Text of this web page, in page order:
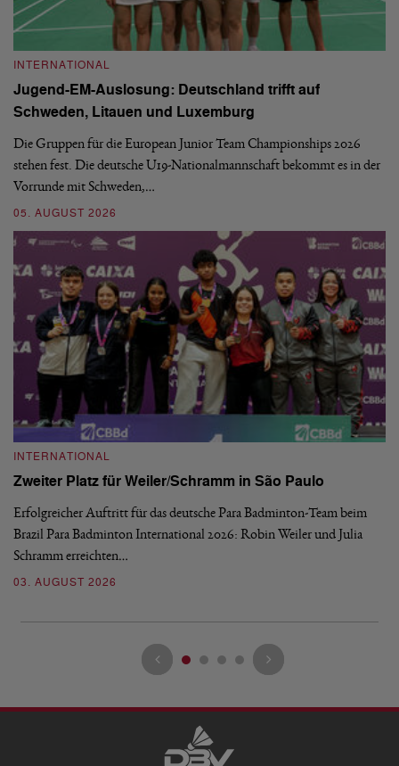
INTERNATIONAL
Jugend-EM-Auslosung: Deutschland trifft auf
Schweden, Litauen und Luxemburg
Die Gruppen für die European Junior Team Championships 2026
stehen fest. Die deutsche U19-Nationalmannschaft bekommt es in der
Vorrunde mit Schweden,…
05. AUGUST 2026
INTERNATIONAL
Zweiter Platz für Weiler/Schramm in São Paulo
Erfolgreicher Auftritt für das deutsche Para Badminton-Team beim
Brazil Para Badminton International 2026: Robin Weiler und Julia
Schramm erreichten…
03. AUGUST 2026